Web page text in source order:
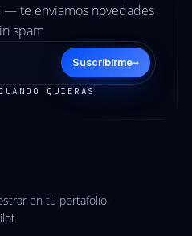
— te enviamos novedades
spam
Suscribirme→
QUIERAS
en tu portafolio.